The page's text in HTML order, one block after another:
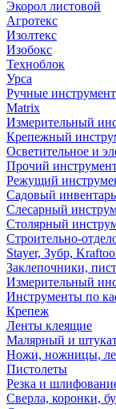
Экорол листовой
Агротекс
Изолтекс
Изобокс
Техноблок
Урса
Ручные
Matrix
Измерительный
Крепежный
Осветительное и
Прочий
Режущий
Садовый инвентарь
Слесарный
Столярный
Строительно-
Stayer, Зубр,
Заклепочники,
Измерительный
Инструменты по
Крепеж
Ленты клеящие
Малярный и
Ножи, ножницы,
Пистолеты
Резка и
Сверла, коронки,